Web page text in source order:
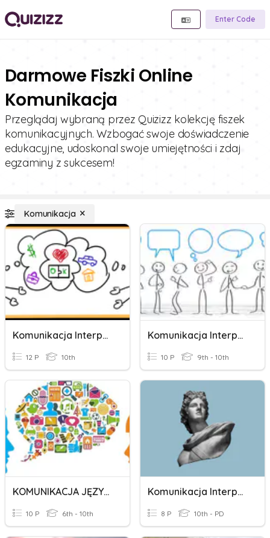
Enter Code
Darmowe Fiszki Online
Komunikacja
Przeglądaj wybraną przez Quizizz kolekcję fiszek
komunikacyjnych. Wzbogać swoje doświadczenie
edukacyjne, udoskonal swoje umiejętności i zdaj
egzaminy z sukcesem!
Komunikacja
Komunikacja Interpersonalna
12 P 10th
Komunikacja Interpersonalna
10 P 9th - 10th
KOMUNIKACJA JĘZYKOWA
10 P 6th - 10th
Komunikacja Interpersonalna
8 P 10th - PD